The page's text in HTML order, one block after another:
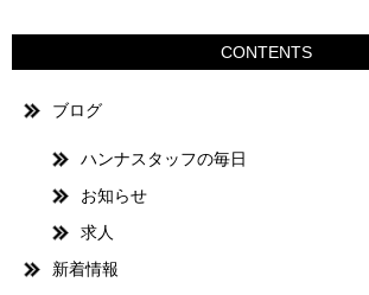
CONTENTS
ブログ
ハンナスタッフの毎日
お知らせ
求人
新着情報